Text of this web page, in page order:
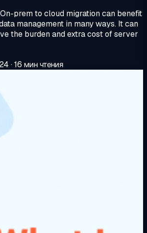
On-prem to cloud migration can benefit
management in many ways. It can
the burden and extra cost of server
·16 мин чтения